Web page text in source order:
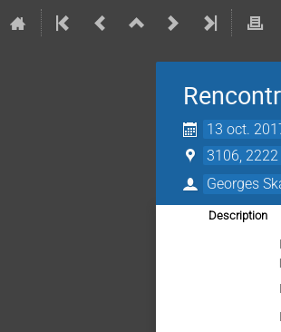
13 oct.
3106,
Georges
Description